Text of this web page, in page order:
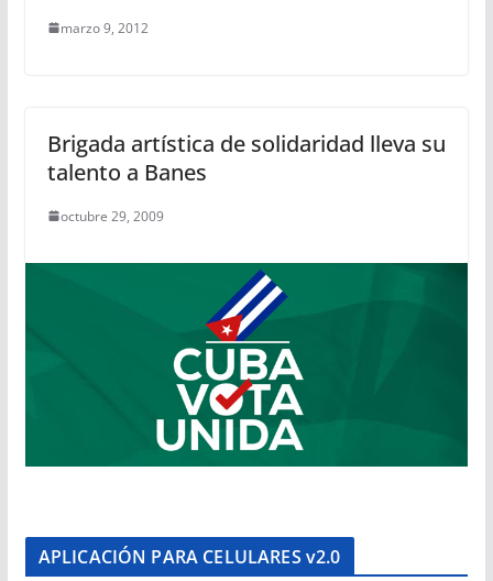
marzo 9, 2012
Brigada artística de solidaridad lleva su
talento a Banes
octubre 29, 2009
APLICACIÓN PARA CELULARES v2.0